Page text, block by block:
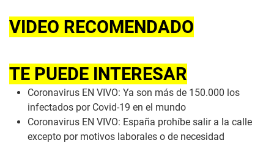
VIDEO RECOMENDADO
TE PUEDE INTERESAR
Coronavirus EN VIVO: Ya son más de 150.000 los
infectados por Covid-19 en el mundo
Coronavirus EN VIVO: España prohíbe salir a la calle
excepto por motivos laborales o de necesidad